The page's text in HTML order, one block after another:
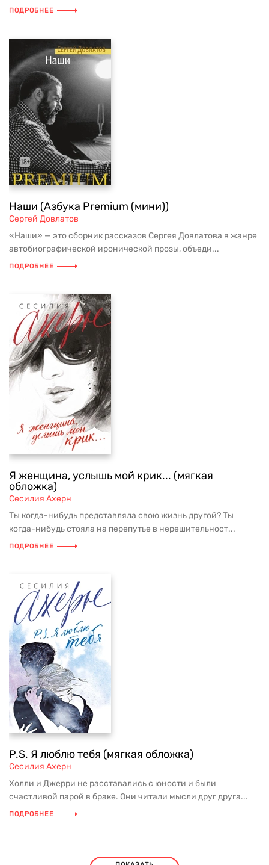
ПОДРОБНЕЕ
Наши (Азбука Premium (мини))
Сергей Довлатов
«Наши» — это сборник рассказов Сергея Довлатова в жанре
автобиографической иронической прозы, объеди...
ПОДРОБНЕЕ
Я женщина, услышь мой крик... (мягкая
обложка)
Сесилия Ахерн
Ты когда-нибудь представляла свою жизнь другой? Ты
когда-нибудь стояла на перепутье в нерешительност...
ПОДРОБНЕЕ
P.S. Я люблю тебя (мягкая обложка)
Сесилия Ахерн
Холли и Джерри не расставались с юности и были
счастливой парой в браке. Они читали мысли друг друга...
ПОДРОБНЕЕ